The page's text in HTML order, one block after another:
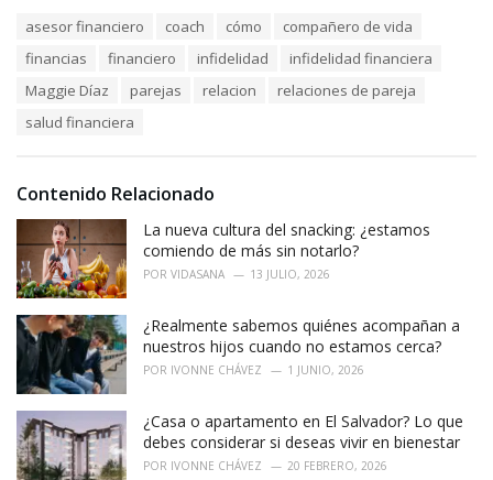
:
asesor financiero coach cómo
compañero de vida
financias
financiero infidelidad
infidelidad financiera
Maggie Díaz
parejas relacion
relaciones de pareja
salud financiera
Contenido Relacionado
La nueva cultura del snacking: ¿estamos
comiendo de más sin notarlo?
POR VIDASANA 13 JULIO, 2026
¿Realmente sabemos quiénes acompañan a
nuestros hijos cuando no estamos cerca?
POR IVONNE CHÁVEZ 1 JUNIO, 2026
¿Casa o apartamento en El Salvador? Lo que
debes considerar si deseas vivir en bienestar
POR IVONNE CHÁVEZ 20 FEBRERO, 2026